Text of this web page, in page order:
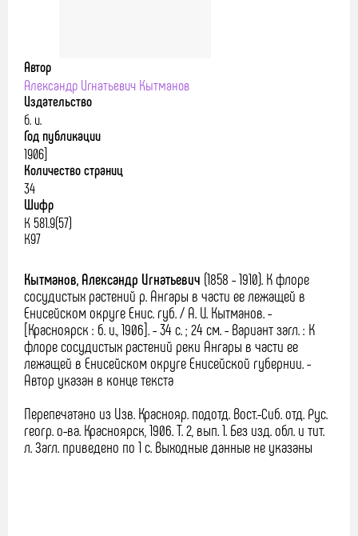
Автор
Александр Игнатьевич Кытманов
Издательство
б. и.
Год публикации
1906]
Количество страниц
34
Шифр
К 581.9(57)
К97
Кытманов, Александр Игнатьевич (1858 - 1910). К флоре
сосудистых растений р. Ангары в части ее лежащей в
Енисейском округе Енис. губ. / А. И. Кытманов. -
[Красноярск : б. и., 1906]. - 34 с. ; 24 см. - Вариант загл. : К
флоре сосудистых растений реки Ангары в части ее
лежащей в Енисейском округе Енисейской губернии. -
Автор указан в конце текста
Перепечатано из Изв. Краснояр. подотд. Вост.-Сиб. отд. Рус.
геогр. о-ва. Красноярск, 1906. Т. 2, вып. 1. Без изд. обл. и тит.
л. Загл. приведено по 1 с. Выходные данные не указаны